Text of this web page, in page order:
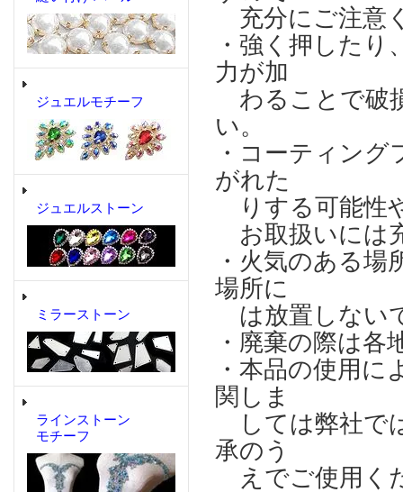
ジュエルモチーフ
ジュエルストーン
ミラーストーン
ラインストーン
モチーフ
充分にご注意
・強く押した
力が加
わることで破
い。
・コーティン
がれた
りする可能性
お取扱いには
・火気のある場
場所に
は放置しない
・廃棄の際は
・本品の使用
関しま
しては弊社で
承のう
えでご使用く